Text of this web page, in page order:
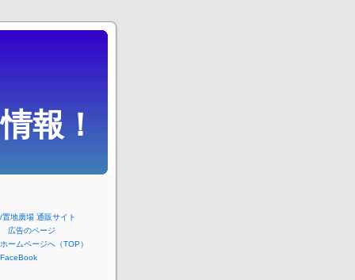
報！
置地廣場 通販サイト
広告のページ
ームページへ（TOP）